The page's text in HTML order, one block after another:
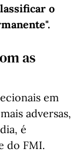
o
as
em
adversas,
é
do FMI.